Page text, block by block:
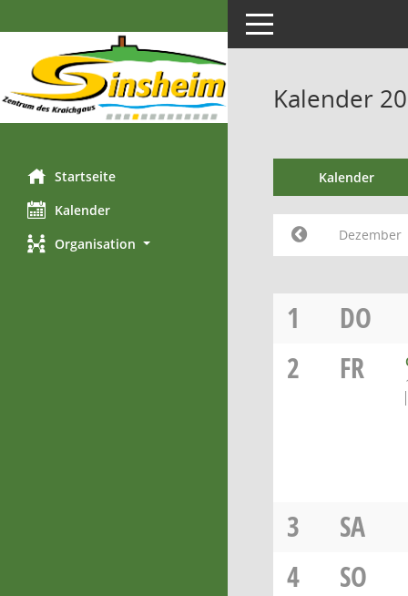
Startseite
Kalender
Organisation
Toggle navigation
Kalender
Kalender
Dezember
1
DO
2
FR
3
SA
4
SO